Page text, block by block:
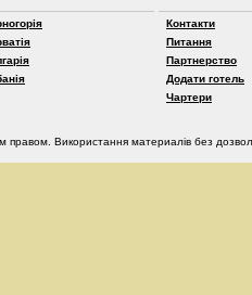
Контакти
Питання
Партнерство
Додати готель
Чартери
правом. Використання материалів без